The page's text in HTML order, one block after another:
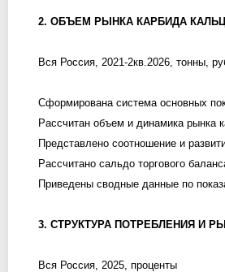
2. ОБЪЕМ РЫНКА КАРБИДА
Вся Россия, 2021-2кв.2026, тонны,
Сформирована система основных
Рассчитан объем и динамика рынка
Представлено соотношение и
Рассчитано сальдо торгового
Приведены сводные данные по
3. СТРУКТУРА ПОТРЕБЛЕНИЯ И
Вся Россия, 2025, проценты